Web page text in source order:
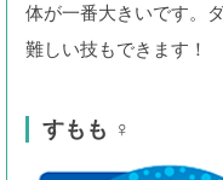
体が一番大きいです。
難しい技もできます！
すもも ♀